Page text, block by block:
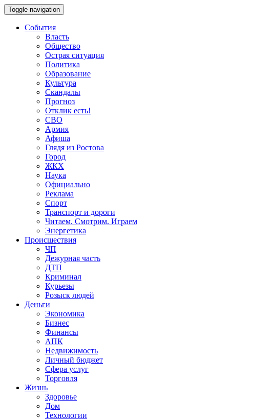
Toggle navigation
События
Власть
Общество
Острая ситуация
Политика
Образование
Культура
Скандалы
Прогноз
Отклик есть!
СВО
Армия
Афиша
Глядя из Ростова
Город
ЖКХ
Наука
Официально
Реклама
Спорт
Транспорт и дороги
Читаем. Смотрим. Играем
Энергетика
Происшествия
ЧП
Дежурная часть
ДТП
Криминал
Курьезы
Розыск людей
Деньги
Экономика
Бизнес
Финансы
АПК
Недвижимость
Личный бюджет
Сфера услуг
Торговля
Жизнь
Здоровье
Дом
Технологии